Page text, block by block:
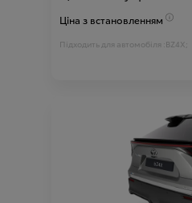
Ціна з встановленням
Підходить для автомобіля :BZ4X;